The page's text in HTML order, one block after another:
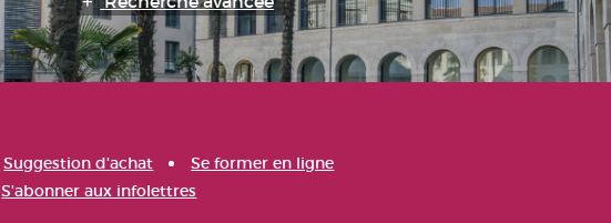
Suggestion d'achat
Se former en ligne
S'abonner aux infolettres